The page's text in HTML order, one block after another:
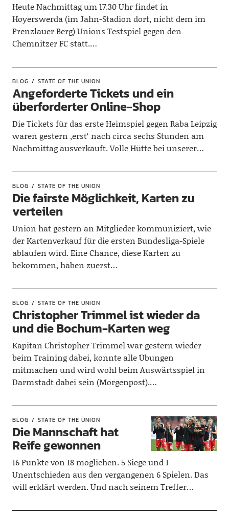
Heute Nachmittag um 17.30 Uhr findet in
Hoyerswerda (im Jahn-Stadion dort, nicht dem im
Prenzlauer Berg) Unions Testspiel gegen den
Chemnitzer FC statt.…
BLOG STATE OF THE UNION
Angeforderte Tickets und ein
überforderter Online-Shop
Die Tickets für das erste Heimspiel gegen Raba Leipzig
waren gestern ‚erst‘ nach circa sechs Stunden am
Nachmittag ausverkauft. Volle Hütte bei unserer…
BLOG STATE OF THE UNION
Die fairste Möglichkeit, Karten zu
verteilen
Union hat gestern an Mitglieder kommuniziert, wie
der Kartenverkauf für die ersten Bundesliga-Spiele
ablaufen wird. Eine Chance, diese Karten zu
bekommen, haben zuerst…
BLOG STATE OF THE UNION
Christopher Trimmel ist wieder da
und die Bochum-Karten weg
Kapitän Christopher Trimmel war gestern wieder
beim Training dabei, konnte alle Übungen
mitmachen und wird wohl beim Auswärtsspiel in
Darmstadt dabei sein (Morgenpost).…
BLOG STATE OF THE UNION
Die Mannschaft hat
Reife gewonnen
16 Punkte von 18 möglichen. 5 Siege und 1
Unentschieden aus den vergangenen 6 Spielen. Das
will erklärt werden. Und nach seinem Treffer…